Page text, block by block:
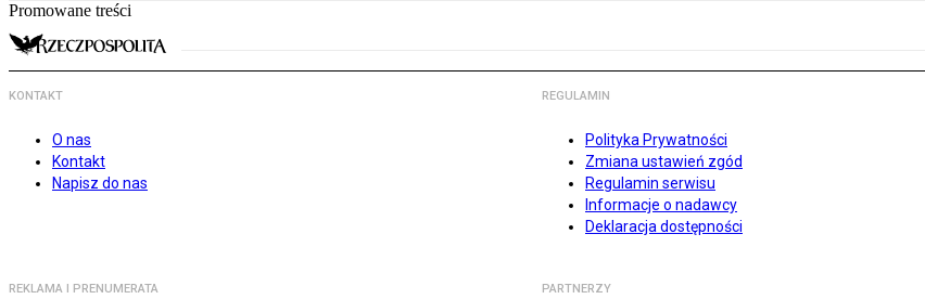
Promowane treści
KONTAKT
O nas
Kontakt
Napisz do nas
REGULAMIN
Polityka Prywatności
Zmiana ustawień zgód
Regulamin serwisu
Informacje o nadawcy
Deklaracja dostępności
REKLAMA I PRENUMERATA PARTNERZY